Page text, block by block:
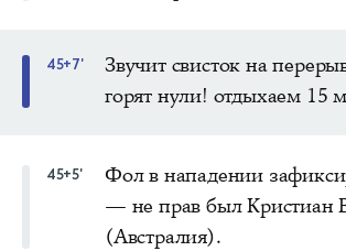
45+7'
Звучит свисток на
горят нули! отдыхаем 15
45+5'
Фол в нападении
— не прав был Кристиан
(Австралия).